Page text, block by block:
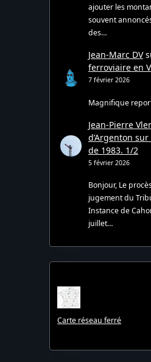
ajouter les
souvent
des…
Jean-Marc DV
ferroviaire en
7 février 2026
Magnifique
Jean-Pierre
d’Argenton
de 1983. 1/2
5 février 2026
Bonjour, Le
jugement du
Instance de
juillet…
Carte réseau ferré